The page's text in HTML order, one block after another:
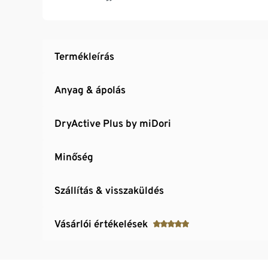
2 bevágott zseb
Termékleírás
Anyag & ápolás
DryActive Plus by miDori
Minőség
Szállítás & visszaküldés
Vásárlói értékelések